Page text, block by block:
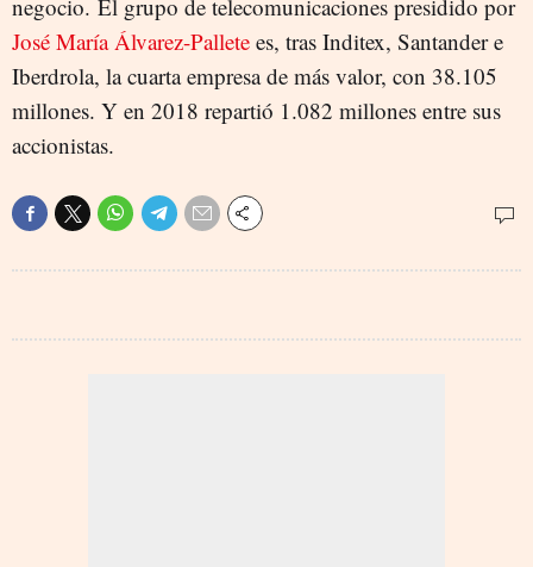
negocio. El grupo de telecomunicaciones presidido por
José María Álvarez-Pallete es, tras Inditex, Santander e
Iberdrola, la cuarta empresa de más valor, con 38.105
millones. Y en 2018 repartió 1.082 millones entre sus
accionistas.